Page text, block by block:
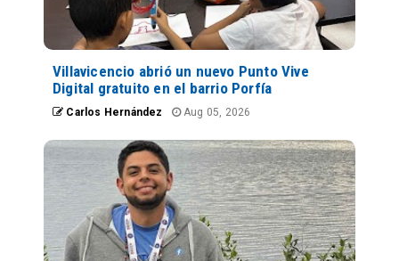
Villavicencio abrió un nuevo Punto Vive
Digital gratuito en el barrio Porfía
Carlos Hernández Aug 05, 2026